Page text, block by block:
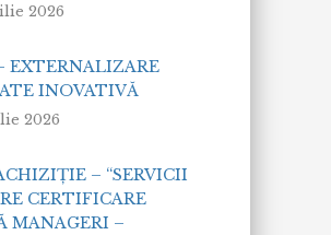
2026
EXTERNALIZARE
INOVATIVĂ
2026
– “SERVICII
CERTIFICARE
MANAGERI –